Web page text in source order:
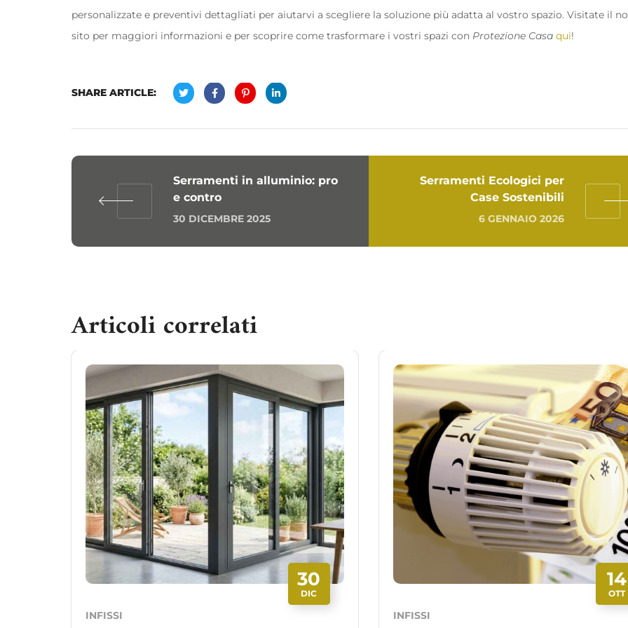
personalizzate e preventivi dettagliati per aiutarvi a scegliere la soluzione più adatta al vostro spazio. Visitate il
sito per maggiori informazioni e per scoprire come trasformare i vostri spazi con Protezione Casa qui!
SHARE ARTICLE:
Serramenti in alluminio: pro
e contro
30 DICEMBRE 2025
Serramenti Ecologici per
Case Sostenibili
6 GENNAIO 2026
Articoli correlati
30
DIC
INFISSI
14
OTT
INFISSI